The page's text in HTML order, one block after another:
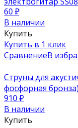
60 ₽
В наличии
Купить
Купить в 1 клик
СравнениеВ
Струны для
фосфорная
910 ₽
В наличии
Купить